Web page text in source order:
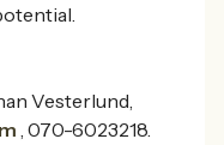
Vesterlund,
, 070-6023218.